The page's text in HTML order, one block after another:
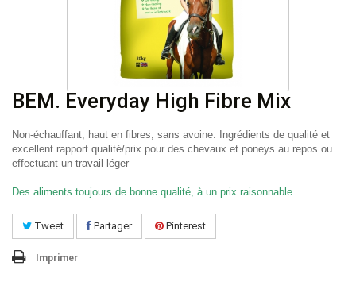
BEM. Everyday High Fibre Mix
Non-échauffant, haut en fibres, sans avoine. Ingrédients de qualité et
excellent rapport qualité/prix pour des chevaux et poneys au repos ou
effectuant un travail léger
Des aliments toujours de bonne qualité, à un prix raisonnable
Tweet Partager Pinterest
Imprimer